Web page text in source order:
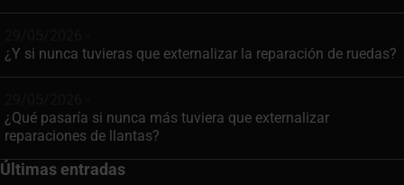
¿Y si nunca tuvieras que externalizar la reparación de ruedas?
¿Qué pasaría si nunca más tuviera que externalizar
reparaciones de llantas?
Últimas entradas